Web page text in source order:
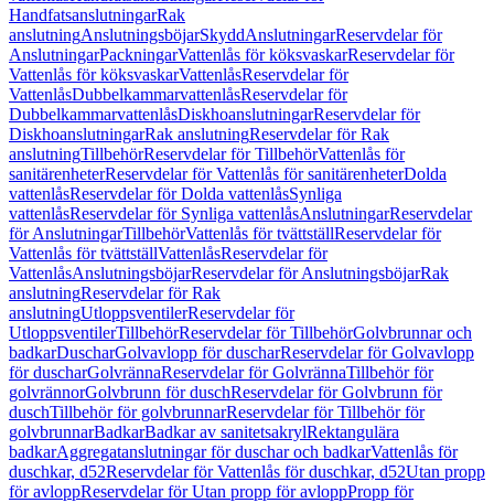
HandfatsanslutningarRak
anslutningAnslutningsböjarSkyddAnslutningarReservdelar för
AnslutningarPackningarVattenlås för köksvaskarReservdelar för
Vattenlås för köksvaskarVattenlåsReservdelar för
VattenlåsDubbelkammarvattenlåsReservdelar för
DubbelkammarvattenlåsDiskhoanslutningarReservdelar för
DiskhoanslutningarRak anslutningReservdelar för Rak
anslutningTillbehörReservdelar för TillbehörVattenlås för
sanitärenheterReservdelar för Vattenlås för sanitärenheterDolda
vattenlåsReservdelar för Dolda vattenlåsSynliga
vattenlåsReservdelar för Synliga vattenlåsAnslutningarReservdelar
för AnslutningarTillbehörVattenlås för tvättställReservdelar för
Vattenlås för tvättställVattenlåsReservdelar för
VattenlåsAnslutningsböjarReservdelar för AnslutningsböjarRak
anslutningReservdelar för Rak
anslutningUtloppsventilerReservdelar för
UtloppsventilerTillbehörReservdelar för TillbehörGolvbrunnar och
badkarDuscharGolvavlopp för duscharReservdelar för Golvavlopp
för duscharGolvrännaReservdelar för GolvrännaTillbehör för
golvrännorGolvbrunn för duschReservdelar för Golvbrunn för
duschTillbehör för golvbrunnarReservdelar för Tillbehör för
golvbrunnarBadkarBadkar av sanitetsakrylRektangulära
badkarAggregatanslutningar för duschar och badkarVattenlås för
duschkar, d52Reservdelar för Vattenlås för duschkar, d52Utan propp
för avloppReservdelar för Utan propp för avloppPropp för